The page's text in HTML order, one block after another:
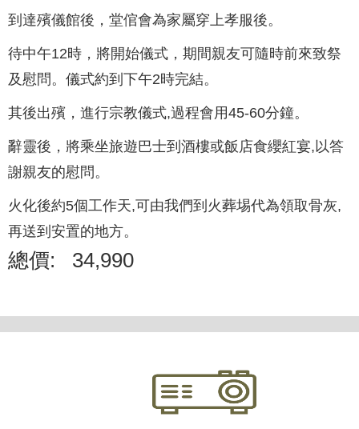
到達殯儀館後，堂倌會為家屬穿上孝服後。
待中午12時，將開始儀式，期間親友可隨時前來致祭
及慰問。儀式約到下午2時完結。
其後出殯，進行宗教儀式,過程會用45-60分鐘。
辭靈後，將乘坐旅遊巴士到酒樓或飯店食纓紅宴,以答
謝親友的慰問。
火化後約5個工作天,可由我們到火葬埸代為領取骨灰,
再送到安置的地方。
總價: 34,990